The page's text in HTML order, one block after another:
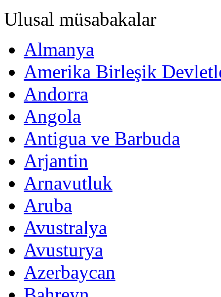
Ulusal müsabakalar
Almanya
Amerika Birleşik
Andorra
Angola
Antigua ve Barbuda
Arjantin
Arnavutluk
Aruba
Avustralya
Avusturya
Azerbaycan